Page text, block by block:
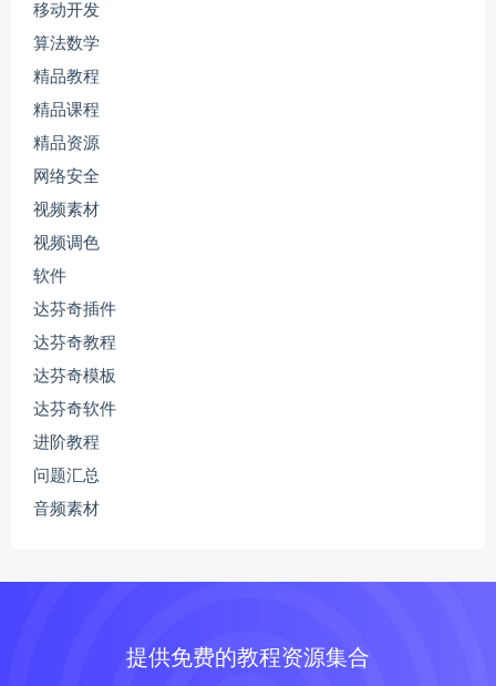
移动开发
算法数学
精品教程
精品课程
精品资源
网络安全
视频素材
视频调色
软件
达芬奇插件
达芬奇教程
达芬奇模板
达芬奇软件
进阶教程
问题汇总
音频素材
提供免费的教程资源集合